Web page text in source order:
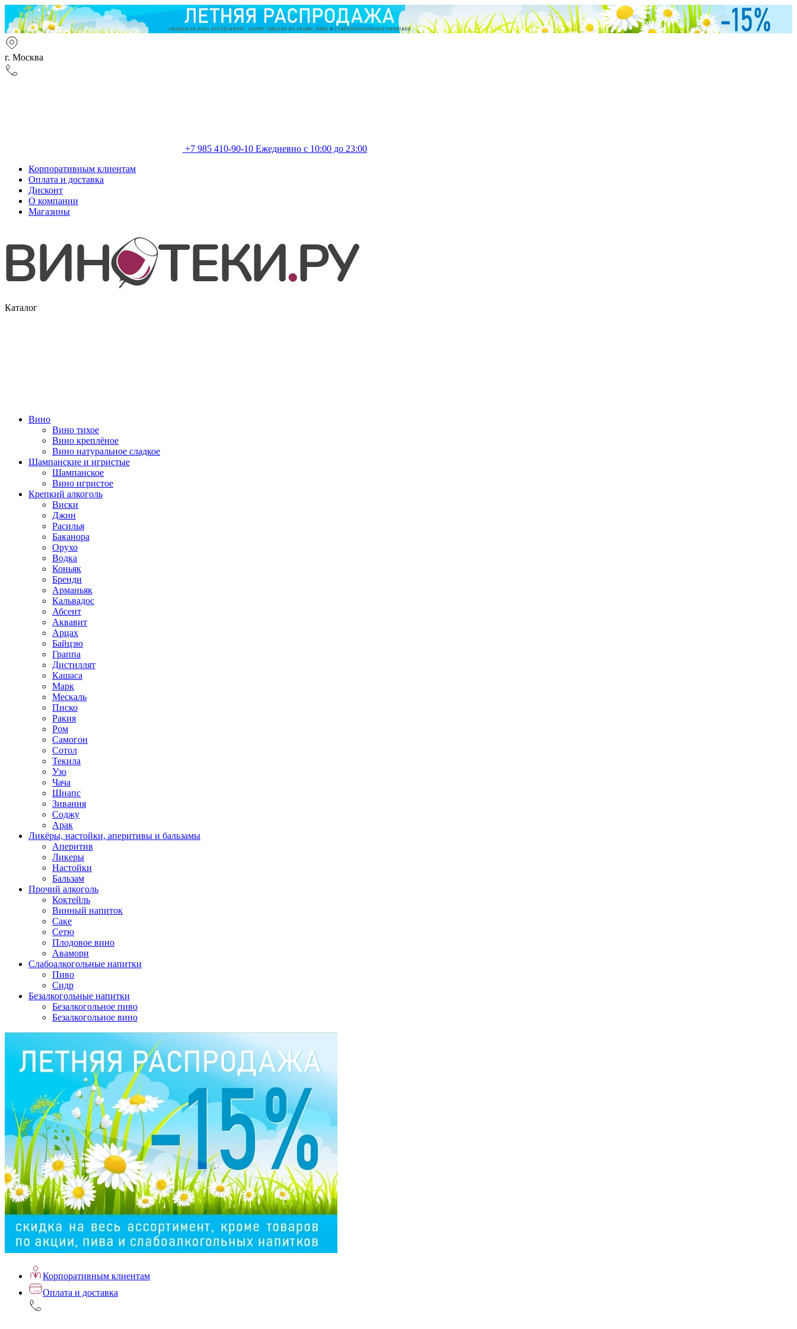
г. Москва
+7 985 410-90-10 Ежедневно с 10:00 до 23:00
Корпоративным клиентам
Оплата и доставка
Дисконт
О компании
Магазины
Каталог
Вино
Вино тихое
Вино креплёное
Вино натуральное сладкое
Шампанские и игристые
Шампанское
Вино игристое
Крепкий алкоголь
Виски
Джин
Расилья
Баканора
Орухо
Водка
Коньяк
Бренди
Арманьяк
Кальвадос
Абсент
Аквавит
Арцах
Байцзю
Граппа
Дистиллят
Кашаса
Марк
Мескаль
Писко
Ракия
Ром
Самогон
Сотол
Текила
Узо
Чача
Шнапс
Зивания
Соджу
Арак
Ликёры, настойки, аперитивы и бальзамы
Аперитив
Ликеры
Настойки
Бальзам
Прочий алкоголь
Коктейль
Винный напиток
Саке
Сетю
Плодовое вино
Авамори
Слабоалкогольные напитки
Пиво
Сидр
Безалкогольные напитки
Безалкогольное пиво
Безалкогольное вино
Корпоративным клиентам
Оплата и доставка